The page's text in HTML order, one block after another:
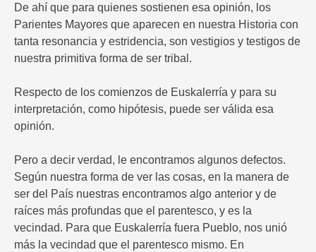
De ahí que para quienes sostienen esa opinión, los
Parientes Mayores que aparecen en nuestra Historia con
tanta resonancia y estridencia, son vestigios y testigos de
nuestra primitiva forma de ser tribal.
Respecto de los comienzos de Euskalerría y para su
interpretación, como hipótesis, puede ser válida esa
opinión.
Pero a decir verdad, le encontramos algunos defectos.
Según nuestra forma de ver las cosas, en la manera de
ser del País nuestras encontramos algo anterior y de
raíces más profundas que el parentesco, y es la
vecindad. Para que Euskalerría fuera Pueblo, nos unió
más la vecindad que el parentesco mismo. En